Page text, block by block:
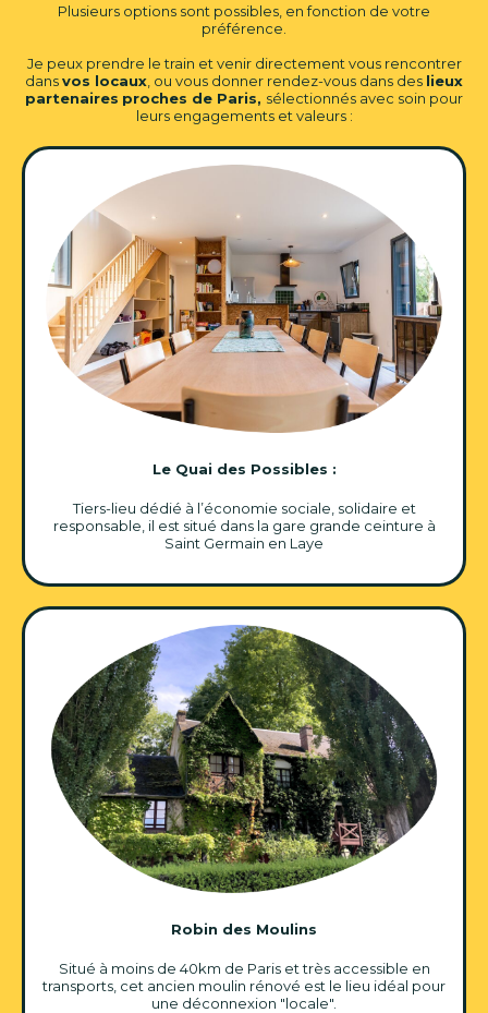
Plusieurs options sont possibles, en fonction de votre
préférence.
Je peux prendre le train et venir directement vous rencontrer
dansvos locaux , ou vous donner rendez-vous dans des lieux
partenaires proches de Paris, sélectionnés avec soin pour
leurs engagements et valeurs :
Le Quai des Possibles :
Tiers-lieu dédié à l’économie sociale, solidaire et
responsable, il est situé dans la gare grande ceinture à
Saint Germain en Laye
Robin des Moulins
Situé à moins de 40km de Paris et très accessible en
transports, cet ancien moulin rénové est le lieu idéal pour
une déconnexion "locale".